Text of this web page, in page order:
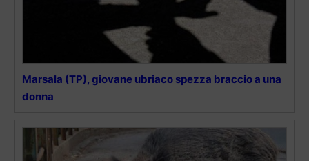
Marsala (TP), giovane ubriaco spezza braccio a una
donna